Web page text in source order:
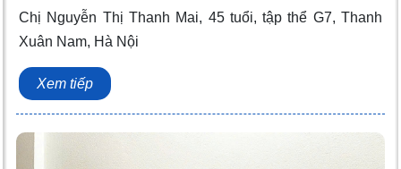
Chị Nguyễn Thị Thanh Mai, 45 tuổi, tập thể G7, Thanh
Xuân Nam, Hà Nội
Xem tiếp